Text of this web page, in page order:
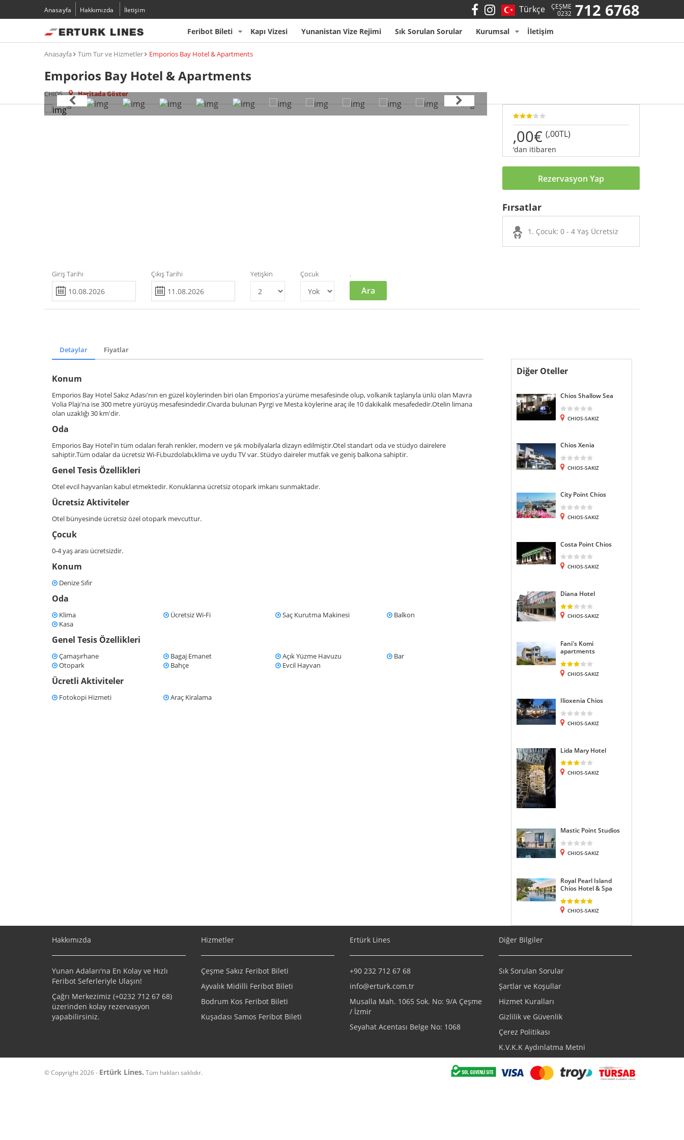
Anasayfa Hakkımızda İletişim
ÇEŞME
0232 712 6768
Türkçe
Feribot Bileti Kapı Vizesi Yunanistan Vize Rejimi Sık Sorulan Sorular Kurumsal İletişim
Anasayfa Tüm Tur ve Hizmetler Emporios Bay Hotel & Apartments
Emporios Bay Hotel & Apartments
CHIOS Haritada Göster
,00€ (,00TL)
‘dan itibaren
Rezervasyon Yap
Fırsatlar
1. Çocuk: 0 - 4 Yaş Ücretsiz
Giriş Tarihi Çıkış Tarihi Yetişkin Çocuk .
Ara
Detaylar Fiyatlar
Konum
Emporios Bay Hotel Sakız Adası'nın en güzel köylerinden biri olan Emporios'a yürüme mesafesinde olup, volkanik taşlarıyla ünlü olan Mavra
Volia Plajı'na ise 300 metre yürüyüş mesafesindedir.Civarda bulunan Pyrgi ve Mesta köylerine araç ile 10 dakikalık mesafededir.Otelin limana
olan uzaklığı 30 km'dir.
Oda
Emporios Bay Hotel'in tüm odaları ferah renkler, modern ve şık mobilyalarla dizayn edilmiştir.Otel standart oda ve stüdyo dairelere
sahiptir.Tüm odalar da ücretsiz Wi-Fi,buzdolabı,klima ve uydu TV var. Stüdyo daireler mutfak ve geniş balkona sahiptir.
Genel Tesis Özellikleri
Otel evcil hayvanları kabul etmektedir. Konuklarına ücretsiz otopark imkanı sunmaktadır.
Ücretsiz Aktiviteler
Otel bünyesinde ücretsiz özel otopark mevcuttur.
Çocuk
0-4 yaş arası ücretsizdir.
Konum
Denize Sıfır
Oda
Klima Ücretsiz Wi-Fi Saç Kurutma Makinesi
Balkon
Kasa
Genel Tesis Özellikleri
Çamaşırhane Bagaj Emanet Açık Yüzme Havuzu
Bar
Otopark
Bahçe Evcil Hayvan
Ücretli Aktiviteler
Fotokopi Hizmeti Araç Kiralama
Diğer Oteller
Chios Shallow Sea
CHIOS-SAKIZ
Chios Xenia
CHIOS-SAKIZ
City Point Chios
CHIOS-SAKIZ
Costa Point Chios
CHIOS-SAKIZ
Diana Hotel
CHIOS-SAKIZ
Fani's Komi
apartments
CHIOS-SAKIZ
Ilioxenia Chios
CHIOS-SAKIZ
Lida Mary Hotel
CHIOS-SAKIZ
Mastic Point Studios
CHIOS-SAKIZ
Royal Pearl Island
Chios Hotel & Spa
CHIOS-SAKIZ
Hakkımızda
Yunan Adaları'na En Kolay ve Hızlı
Feribot Seferleriyle Ulaşın!
Çağrı Merkezimiz (+0232 712 67 68)
üzerinden kolay rezervasyon
yapabilirsiniz.
Hizmetler
Çeşme Sakız Feribot Bileti
Ayvalık Midilli Feribot Bileti
Bodrum Kos Feribot Bileti
Kuşadası Samos Feribot Bileti
Ertürk Lines
+90 232 712 67 68
info@erturk.com.tr
Musalla Mah. 1065 Sok. No: 9/A Çeşme
/ İzmir
Seyahat Acentası Belge No: 1068
Diğer Bilgiler
Sık Sorulan Sorular
Şartlar ve Koşullar
Hizmet Kuralları
Gizlilik ve Güvenlik
Çerez Politikası
K.V.K.K Aydınlatma Metni
© Copyright 2026 - Ertürk Lines. Tüm hakları saklıdır.